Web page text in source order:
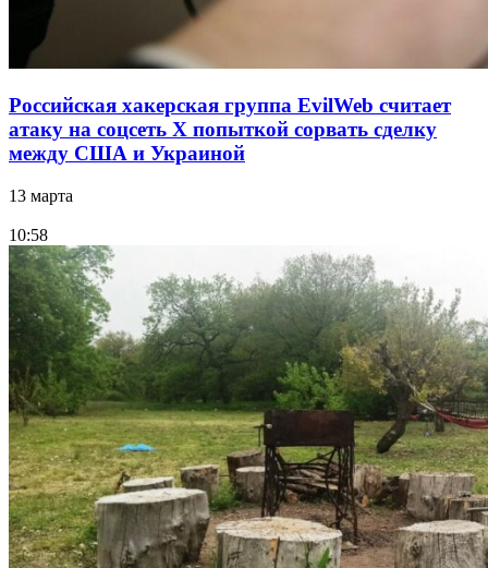
Российская хакерская группа EvilWeb считает
атаку на соцсеть Х попыткой сорвать сделку
между США и Украиной
13 марта
10:58